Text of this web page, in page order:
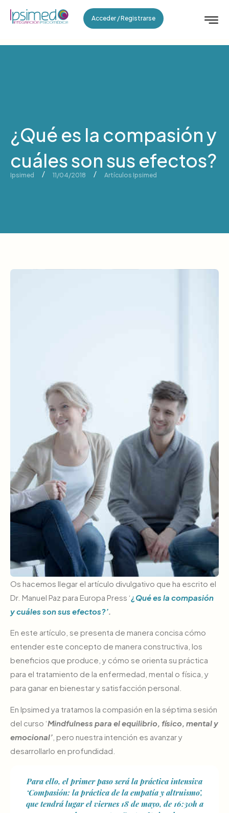
Acceder / Registrarse
¿Qué es la compasión y
cuáles son sus efectos?
Ipsimed / 11/04/2018 / Artículos Ipsimed
Os hacemos llegar el artículo divulgativo que ha escrito el
Dr. Manuel Paz para Europa Press ‘¿Qué es la compasión
y cuáles son sus efectos?’.
En este artículo, se presenta de manera concisa cómo
entender este concepto de manera constructiva, los
beneficios que produce, y cómo se orienta su práctica
para el tratamiento de la enfermedad, mental o física, y
para ganar en bienestar y satisfacción personal.
En Ipsimed ya tratamos la compasión en la séptima sesión
del curso ‘Mindfulness para el equilibrio, físico, mental y
emocional’ , pero nuestra intención es avanzar y
desarrollarlo en profundidad.
Para ello, el primer paso será la práctica intensiva
‘Compasión: la práctica de la empatía y altruismo’,
que tendrá lugar el viernes 18 de mayo, de 16:30h a